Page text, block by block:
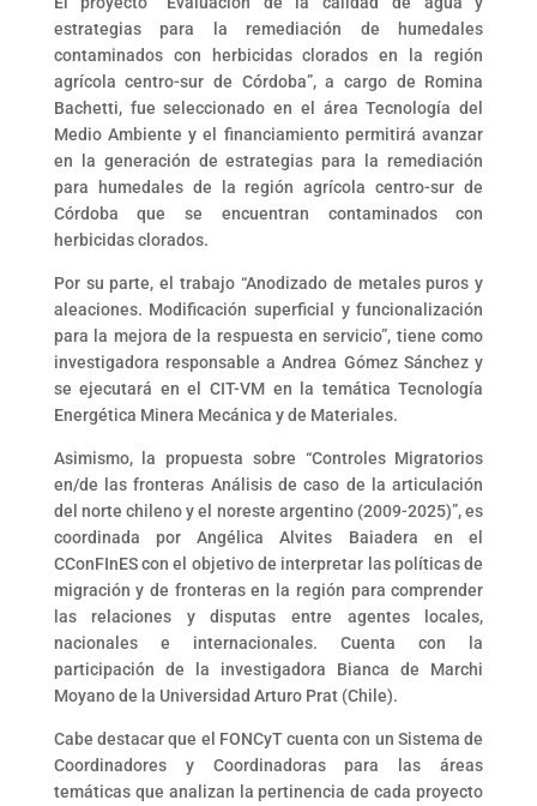
estrategias para la remediación de humedales
contaminados con herbicidas clorados en la región
agrícola centro-sur de Córdoba”, a cargo de Romina
Bachetti, fue seleccionado en el área Tecnología del
Medio Ambiente y el financiamiento permitirá avanzar
en la generación de estrategias para la remediación
para humedales de la región agrícola centro-sur de
Córdoba que se encuentran contaminados con
herbicidas clorados.
Por su parte, el trabajo “Anodizado de metales puros y
aleaciones. Modificación superficial y funcionalización
para la mejora de la respuesta en servicio”, tiene como
investigadora responsable a Andrea Gómez Sánchez y
se ejecutará en el CIT-VM en la temática Tecnología
Energética Minera Mecánica y de Materiales.
Asimismo, la propuesta sobre “Controles Migratorios
en/de las fronteras Análisis de caso de la articulación
del norte chileno y el noreste argentino (2009-2025)”, es
coordinada por Angélica Alvites Baiadera en el
CConFInES con el objetivo de interpretar las políticas de
migración y de fronteras en la región para comprender
las relaciones y disputas entre agentes locales,
nacionales e internacionales. Cuenta con la
participación de la investigadora Bianca de Marchi
Moyano de la Universidad Arturo Prat (Chile).
Cabe destacar que el FONCyT cuenta con un Sistema de
Coordinadores y Coordinadoras para las áreas
temáticas que analizan la pertinencia de cada proyecto